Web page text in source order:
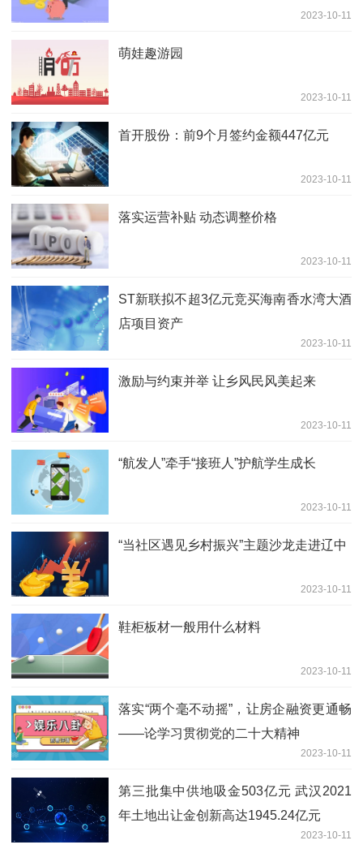
2023-10-11
萌娃趣游园
2023-10-11
首开股份：前9个月签约金额447亿元
2023-10-11
落实运营补贴 动态调整价格
2023-10-11
ST新联拟不超3亿元竞买海南香水湾大酒
店项目资产
2023-10-11
激励与约束并举 让乡风民风美起来
2023-10-11
“航发人”牵手“接班人”护航学生成长
2023-10-11
“当社区遇见乡村振兴”主题沙龙走进辽中
2023-10-11
鞋柜板材一般用什么材料
2023-10-11
落实“两个毫不动摇”，让房企融资更通畅
——论学习贯彻党的二十大精神
2023-10-11
第三批集中供地吸金503亿元 武汉2021
年土地出让金创新高达1945.24亿元
2023-10-11